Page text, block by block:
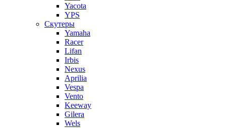
Yacota
YPS
Скутеры
Yamaha
Racer
Lifan
Irbis
Nexus
Aprilia
Vespa
Vento
Keeway
Gilera
Wels